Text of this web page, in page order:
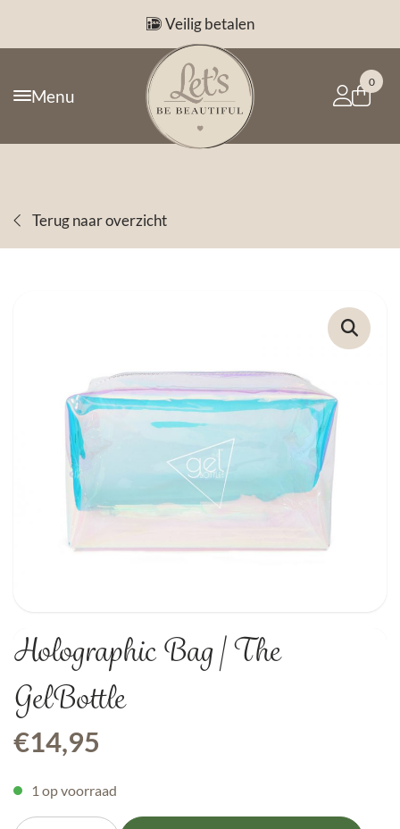
Veilig betalen
Menu
0
Terug naar overzicht
Holographic Bag | The
GelBottle
€14,95
1 op voorraad